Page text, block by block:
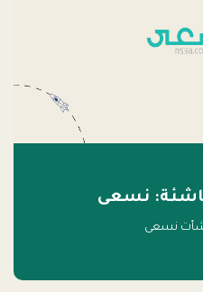
نسعى
نسعى